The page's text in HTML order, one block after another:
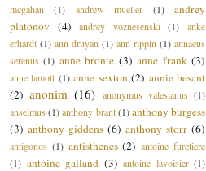
mcgahan
(1) andrew mueller (1)
andrey
platonov (4) andrey voznesenski (1)
anke
erhardt (1) ann druyan (1) ann rippin (1) annaeus
serenus (1) anne bronte (3) anne frank (3)
anne lamott (1) anne sexton (2) annie besant
(2) anonim (16) anonymus valesianus (1)
anselmus (1) anthony brant (1) anthony burgess
(3) anthony giddens (6) anthony storr (6)
antigonos (1) antisthenes (2) antoine furetiere
(1) antoine galland (3) antoine lavoisier (1)